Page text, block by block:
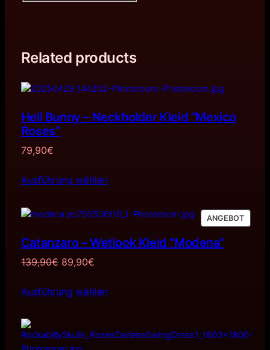
Related products
Hell Bunny – Neckholder Kleid “Mexico
Roses”
79,90€
Ausführung wählen
ANGEBOT
IM
Catanzaro – Wetlook Kleid “Modena”
139,90€ Ursprünglicher
war:
89,90€Aktueller
ist:
Ausführung wählen